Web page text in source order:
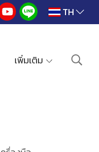
TH
เพิ่มเติม